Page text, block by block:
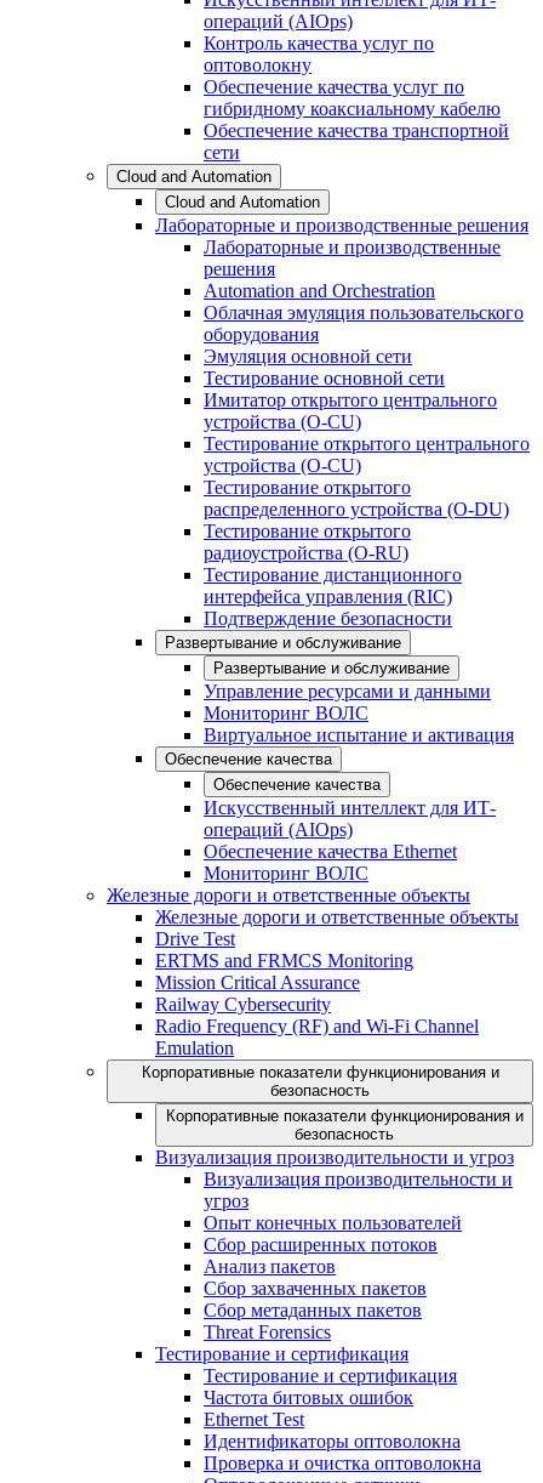
операций (AIOps)
Контроль качества услуг по
оптоволокну
Обеспечение качества услуг по
гибридному коаксиальному кабелю
Обеспечение качества транспортной
сети
Cloud and Automation
Cloud and Automation
Лабораторные и производственные решения
Лабораторные и производственные
решения
Automation and Orchestration
Облачная эмуляция пользовательского
оборудования
Эмуляция основной сети
Тестирование основной сети
Имитатор открытого центрального
устройства (O-CU)
Тестирование открытого центрального
устройства (O-CU)
Тестирование открытого
распределенного устройства (O-DU)
Тестирование открытого
радиоустройства (O-RU)
Тестирование дистанционного
интерфейса управления (RIC)
Подтверждение безопасности
Развертывание и обслуживание
Развертывание и обслуживание
Управление ресурсами и данными
Мониторинг ВОЛС
Виртуальное испытание и активация
Обеспечение качества
Обеспечение качества
Искусственный интеллект для ИТ-
операций (AIOps)
Обеспечение качества Ethernet
Мониторинг ВОЛС
Железные дороги и ответственные объекты
Железные дороги и ответственные объекты
Drive Test
ERTMS and FRMCS Monitoring
Mission Critical Assurance
Railway Cybersecurity
Radio Frequency (RF) and Wi-Fi Channel
Emulation
Корпоративные показатели функционирования и
безопасность
Корпоративные показатели функционирования и
безопасность
Визуализация производительности и угроз
Визуализация производительности и
угроз
Опыт конечных пользователей
Сбор расширенных потоков
Анализ пакетов
Сбор захваченных пакетов
Сбор метаданных пакетов
Threat Forensics
Тестирование и сертификация
Тестирование и сертификация
Частота битовых ошибок
Ethernet Test
Идентификаторы оптоволокна
Проверка и очистка оптоволокна